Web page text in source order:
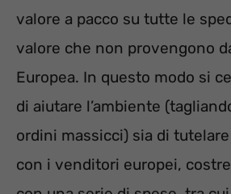
valore a pacco su tutte le
valore che non provengono
Europea. In questo modo si
di aiutare l’ambiente
ordini massicci) sia di
con i venditori europei,